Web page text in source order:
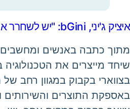
איציק ג'יני, bGini: "יש לשחרר את צווארי הבקבוק בתהליכים הארגוניים"
מתוך כתבה באנשים
שיחד מייצרים את
בצווארי בקבוק במגוון רחב
באספקת התוצרים והשירותים